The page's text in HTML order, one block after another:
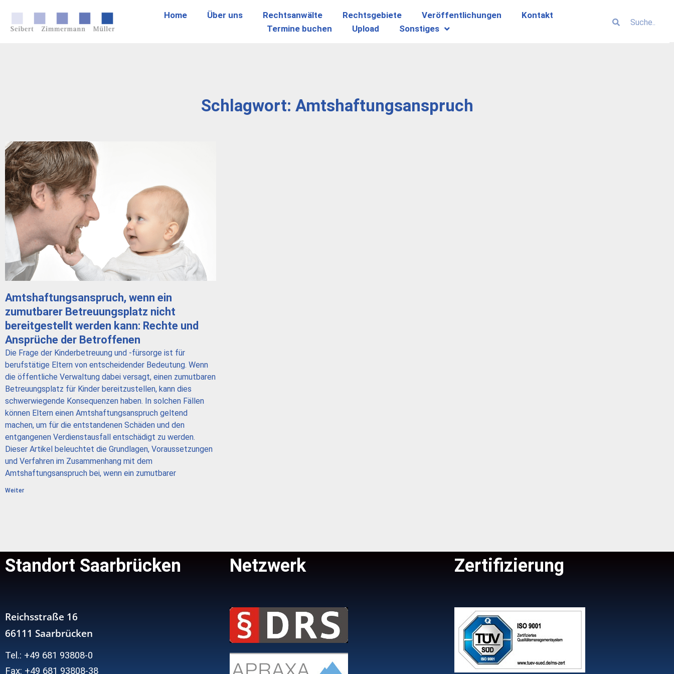
Home Über uns Rechtsanwälte Rechtsgebiete Veröffentlichungen
Kontakt
Termine buchen
Upload Sonstiges
Schlagwort: Amtshaftungsanspruch
Amtshaftungsanspruch, wenn ein
zumutbarer Betreuungsplatz nicht
bereitgestellt werden kann: Rechte und
Ansprüche der Betroffenen
Die Frage der Kinderbetreuung und -fürsorge ist für
berufstätige Eltern von entscheidender Bedeutung. Wenn
die öffentliche Verwaltung dabei versagt, einen zumutbaren
Betreuungsplatz für Kinder bereitzustellen, kann dies
schwerwiegende Konsequenzen haben. In solchen Fällen
können Eltern einen Amtshaftungsanspruch geltend
machen, um für die entstandenen Schäden und den
entgangenen Verdienstausfall entschädigt zu werden.
Dieser Artikel beleuchtet die Grundlagen, Voraussetzungen
und Verfahren im Zusammenhang mit dem
Amtshaftungsanspruch bei, wenn ein zumutbarer
Weiter
Standort Saarbrücken
Reichsstraße 16
66111 Saarbrücken
Tel.: +49 681 93808-0
Fax: +49 681 93808-38
Netzwerk Zertifizierung